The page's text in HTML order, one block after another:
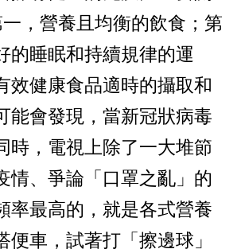
，營養且均衡的飲食；第
的睡眠和持續規律的運
效健康食品適時的攝取和
能會發現，當新冠狀病毒
時，電視上除了一大堆節
情、爭論「口罩之亂」的
率最高的，就是各式營養
便車，試著打「擦邊球」